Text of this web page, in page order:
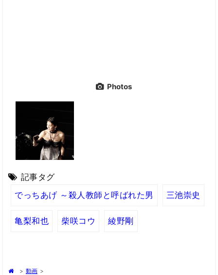
Photos
記事タグ
でっちあげ ～殺人教師と呼ばれた男
三池崇史
亀梨和也 柴咲コウ 綾野剛
> 動画 >